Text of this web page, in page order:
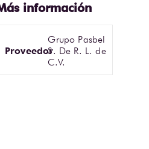
Proveedor
Grupo Pasbel
S. De R. L. de
C.V.